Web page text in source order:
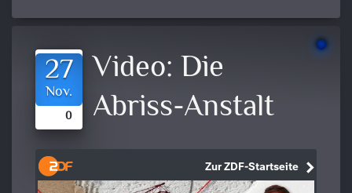
27
Nov.
0
Video: Die
Abriss-Anstalt